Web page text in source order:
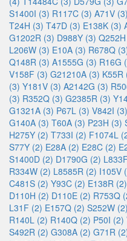
S1400I (3) R117C (3) A71V (3)
T24H (3) T47D (3) E138K (3)
G1202R (3) D988Y (3)
L206W (3) E10A (3) R678Q
Q148R (3) A1555G (3) R16G
V158F (3) G21210A (3) K55R
(3) Y181V (3) A2142G (3)
(3) R352Q (3) G2385R (3)
G1321A (3) P67L (3) V842I (3)
G140A (3) T60A (3) P23H (3)
H275Y (2) T733I (2) F1074L
S77Y (2) E28A (2) E28C (2)
S1400D (2) D1790G (2)
R334W (2) L8585R (2) I105V
C481S (2) Y93C (2) E138R (2)
D110H (2) D110E (2) R753Q
L31F (2) E157Q (2) S252W (2)
R140L (2) R140Q (2) P50I (2)
S492R (2) G308A (2) G71R